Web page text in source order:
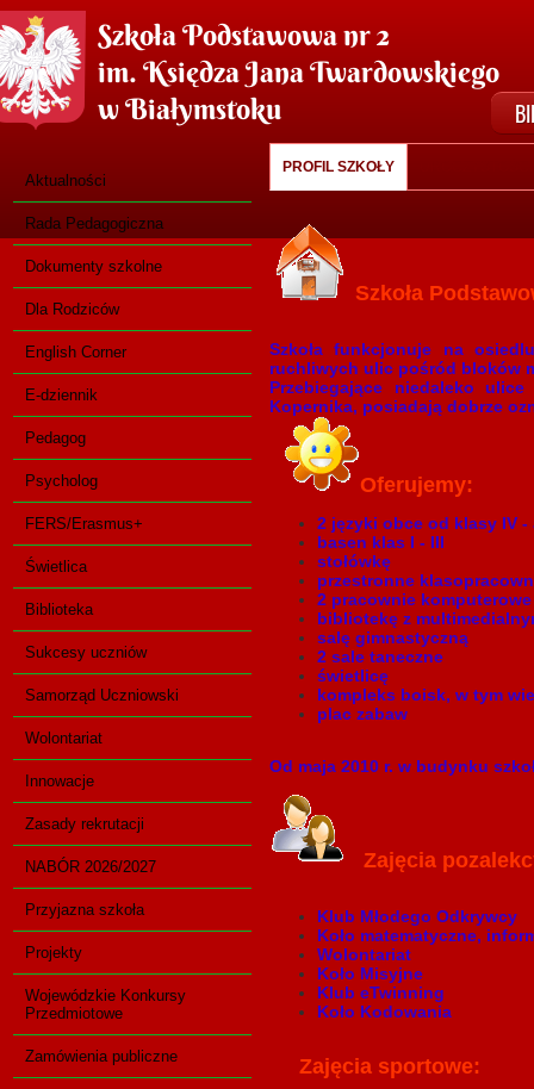
Szkoła Podstawowa nr 2
im. Księdza Jana Twardowskiego
w Białymstoku
Aktualności
Rada Pedagogiczna
Dokumenty szkolne
Dla Rodziców
English Corner
E-dziennik
Pedagog
Psycholog
FERS/Erasmus+
Świetlica
Biblioteka
Sukcesy uczniów
Samorząd Uczniowski
Wolontariat
Innowacje
Zasady rekrutacji
NABÓR 2026/2027
Przyjazna szkoła
Projekty
Wojewódzkie Konkursy
Przedmiotowe
Zamówienia publiczne
PROFIL SZKOŁY
Szkoła
Szkoła funkcjonuje na
ruchliwych ulic pośród bloków
Przebiegające niedaleko
Kopernika, posiadają dobrze
Oferujemy:
2 języki obce od klasy IV
basen klas I - III
stołówkę
przestronne
2 pracownie komputerowe
bibliotekę z
salę gimnastyczną
2 sale taneczne
świetlicę
kompleks boisk, w tym
plac zabaw
Od maja 2010 r. w budynku
Zajęcia
Klub Młodego Odkrywcy
Koło matematyczne,
Wolontariat
Koło Misyjne
Klub eTwinning
Koło Kodowania
Zajęcia sportowe: